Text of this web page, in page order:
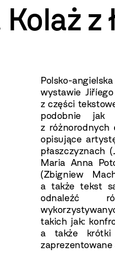
z
Polsko-
wystawie
z części
podobnie jak
z różnorodnych
opisujące
płaszczyznach
Maria Anna
(Zbigniew
a także tekst
odnaleźć
takich jak:
a także krótki